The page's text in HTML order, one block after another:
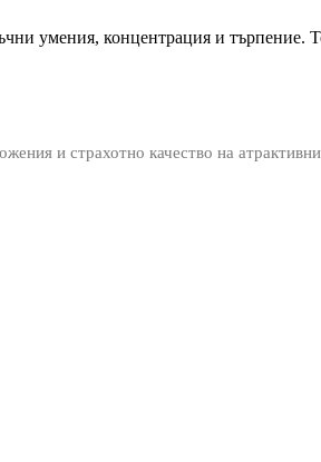
умения, концентрация и търпение.
и страхотно качество на